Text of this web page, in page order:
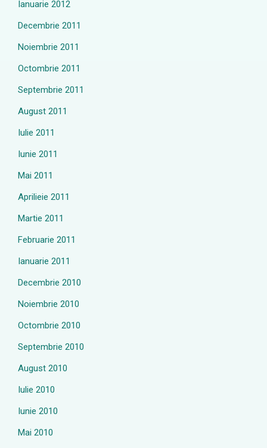
Ianuarie 2012
Decembrie 2011
Noiembrie 2011
Octombrie 2011
Septembrie 2011
August 2011
Iulie 2011
Iunie 2011
Mai 2011
Aprilieie 2011
Martie 2011
Februarie 2011
Ianuarie 2011
Decembrie 2010
Noiembrie 2010
Octombrie 2010
Septembrie 2010
August 2010
Iulie 2010
Iunie 2010
Mai 2010